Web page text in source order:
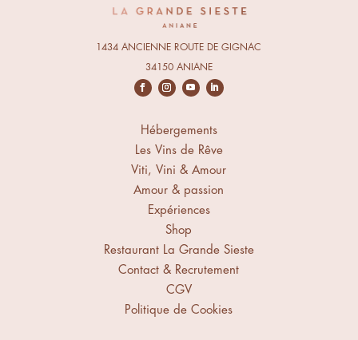
1434 ANCIENNE ROUTE DE GIGNAC
34150 ANIANE
Hébergements
Les Vins de Rêve
Viti, Vini & Amour
Amour & passion
Expériences
Shop
Restaurant La Grande Sieste
Contact & Recrutement
CGV
Politique de Cookies